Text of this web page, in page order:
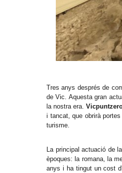
Tres anys després de
de Vic. Aquesta gran
la nostra era.
i tancat, que obrirà
turisme.
La principal actuació de
èpoques: la romana, la
anys i ha tingut un cost